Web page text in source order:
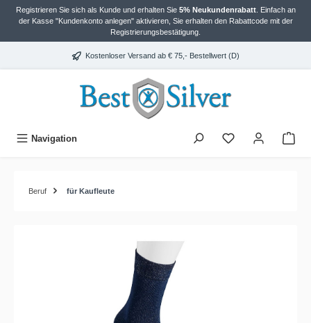
springen
Registrieren Sie sich als Kunde und erhalten Sie 5% Neukundenrabatt. Einfach an
der Kasse "Kundenkonto anlegen" aktivieren, Sie erhalten den Rabattcode mit der
Registrierungsbestätigung.
Kostenloser Versand ab € 75,- Bestellwert (D)
Navigation
Beruf für Kaufleute